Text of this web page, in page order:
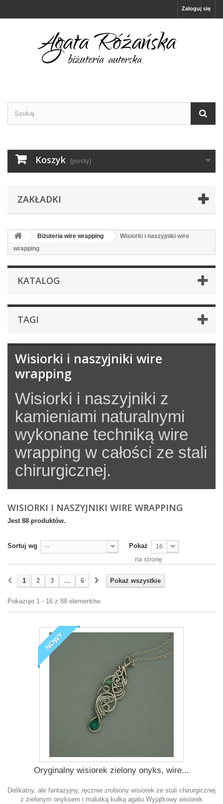
Zaloguj się
Koszyk (pusty)
ZAKŁADKI
Biżuteria wire wrapping
Wisiorki i naszyjniki wire
wrapping
KATALOG
TAGI
Wisiorki i naszyjniki wire
wrapping
Wisiorki i naszyjniki z
kamieniami naturalnymi
wykonane techniką wire
wrapping w całości ze stali
chirurgicznej.
WISIORKI I NASZYJNIKI WIRE WRAPPING
Jest 88 produktów.
Sortuj wg -- Pokaż 16
na stronę
Pokaż wszystkie
1 2 3 ... 6
Pokazuje 1 - 16 z 88 elementów
NOWY
Oryginalny wisiorek zielony onyks, wire...
Delikatny, ale fantazyjny, ręcznie zrobiony wisiorek ze stali chirurgicznej
z zielonym onyksem i malutką kulką agatu.Wyjątkowy wisiorek